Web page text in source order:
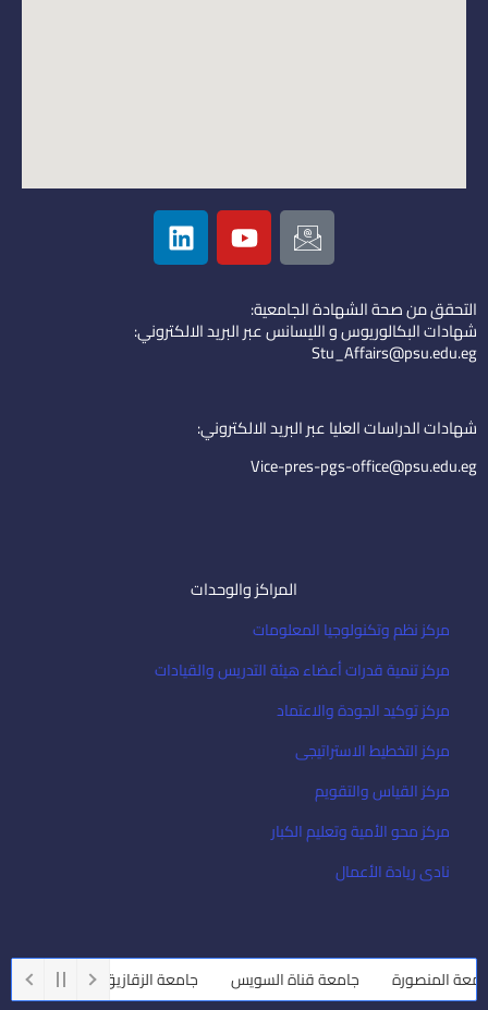
I
c
o
n
-
e
i
l
Y
o
u
u
b
L
i
n
e
d
التحقق من صحة الشهادة الجامعية:
شهادات البكالوريوس و الليسانس عبر البريد الالكتروني:
Stu_Affairs@psu.edu.eg
شهادات الدراسات العليا عبر البريد الالكتروني:
Vice-pres-pgs-office@psu.edu.eg
المراكز والوحدات
مركز نظم وتكنولوجيا المعلومات
مركز تنمية قدرات أعضاء هيئة التدريس والقيادات
مركز توكيد الجودة والاعتماد
مركز التخطيط الاستراتيجى
مركز القياس والتقويم
مركز محو الأمية وتعليم الكبار
نادى ريادة الأعمال
المنصورة جامعة قناة السويس جامعة الزقازيق جامعة